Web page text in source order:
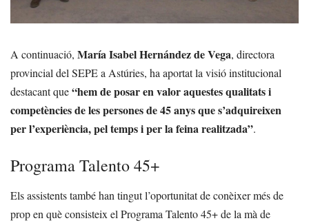
A continuació, María Isabel Hernández de Vega, directora
provincial del SEPE a Astúries, ha aportat la visió institucional
destacant que“hem de posar en valor aquestes qualitats i
competències de les persones de 45 anys que s’adquireixen
per l’experiència, pel temps i per la feina realitzada”.
Programa Talento 45+
Els assistents també han tingut l’oportunitat de conèixer més de
prop en què consisteix el Programa Talento 45+ de la mà de